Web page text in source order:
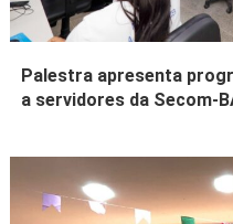
Palestra apresenta
a servidores da Secom-